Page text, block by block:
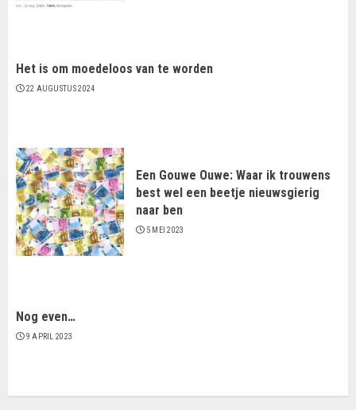
Het is om moedeloos van te worden
22 AUGUSTUS 2024
Een Gouwe Ouwe: Waar ik trouwens
best wel een beetje nieuwsgierig
naar ben
5 MEI 2023
Nog even…
9 APRIL 2023